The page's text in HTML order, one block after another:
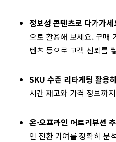
정보성 콘텐츠로 다가가세
으로 활용해 보세요. 구매
텐츠 등으로 고객 신뢰를
SKU 수준 리타게팅 활용
시간 재고와 가격 정보까
온·오프라인 어트리뷰션
인 전환 기여를 정확히 분